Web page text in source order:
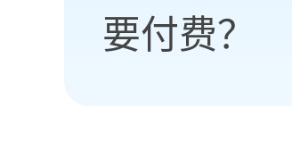
要付费？